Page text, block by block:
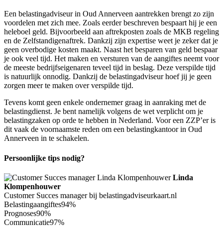
Een belastingadviseur in Oud Annerveen aantrekken brengt zo zijn
voordelen met zich mee. Zoals eerder beschreven bespaart hij je een
heleboel geld. Bijvoorbeeld aan aftrekposten zoals de MKB regeling
en de Zelfstandigenaftrek. Dankzij zijn expertise weet je zeker dat je
geen overbodige kosten maakt. Naast het besparen van geld bespaar
je ook veel tijd. Het maken en versturen van de aangiftes neemt voor
de meeste bedrijfseigenaren teveel tijd in beslag. Deze verspilde tijd
is natuurlijk onnodig. Dankzij de belastingadviseur hoef jij je geen
zorgen meer te maken over verspilde tijd.
Tevens komt geen enkele ondernemer graag in aanraking met de
belastingdienst. Je bent namelijk volgens de wet verplicht om je
belastingzaken op orde te hebben in Nederland. Voor een ZZP’er is
dit vaak de voornaamste reden om een belastingkantoor in Oud
Annerveen in te schakelen.
Persoonlijke tips nodig?
Linda
Klompenhouwer
Customer Succes manager bij belastingadviseurkaart.nl
Belastingaangiftes94%
Prognoses90%
Communicatie97%